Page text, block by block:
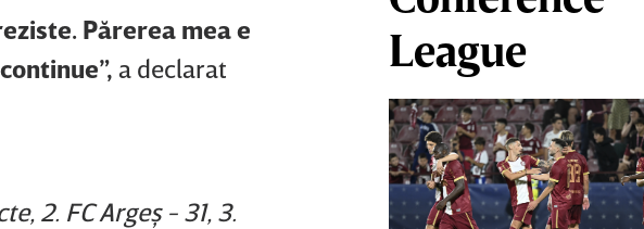
Părerea mea e
a declarat
2. FC Argeş - 31, 3.
League